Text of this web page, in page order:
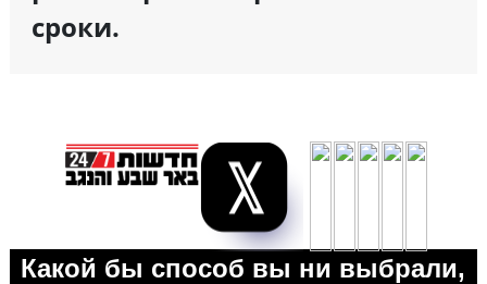
сроки.
Какой бы способ вы ни выбрали,